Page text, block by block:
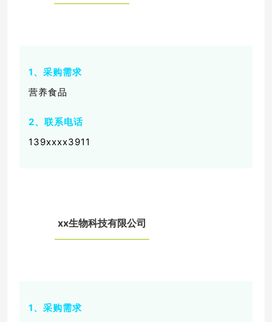
1、采购需求
营养食品
2、联系电话
139xxxx3911
xx生物科技有限公司
1、采购需求